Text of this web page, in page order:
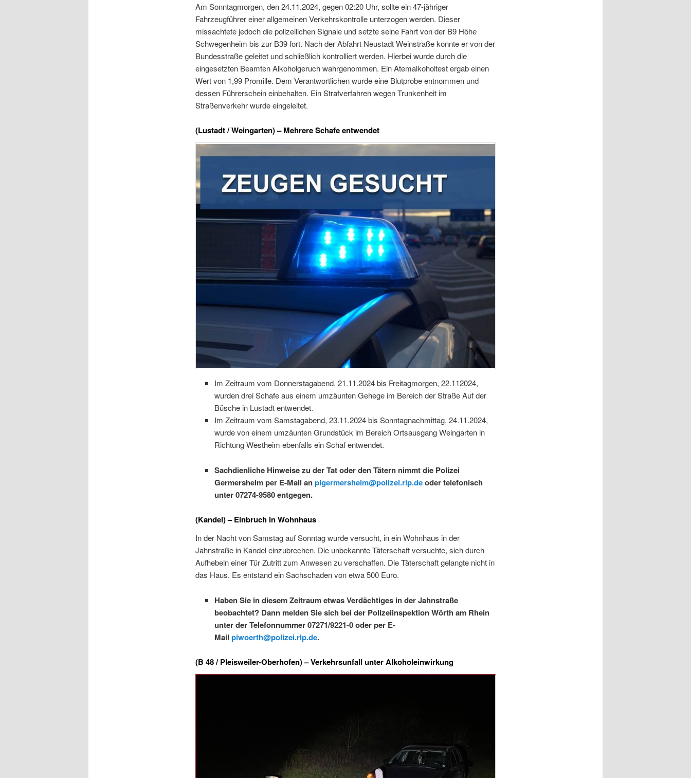
Am Sonntagmorgen, den 24.11.2024, gegen 02:20 Uhr, sollte ein 47-jähriger
Fahrzeugführer einer allgemeinen Verkehrskontrolle unterzogen werden. Dieser
missachtete jedoch die polizeilichen Signale und setzte seine Fahrt von der B9 Höhe
Schwegenheim bis zur B39 fort. Nach der Abfahrt Neustadt Weinstraße konnte er von der
Bundesstraße geleitet und schließlich kontrolliert werden. Hierbei wurde durch die
eingesetzten Beamten Alkoholgeruch wahrgenommen. Ein Atemalkoholtest ergab einen
Wert von 1,99 Promille. Dem Verantwortlichen wurde eine Blutprobe entnommen und
dessen Führerschein einbehalten. Ein Strafverfahren wegen Trunkenheit im
Straßenverkehr wurde eingeleitet.
(Lustadt / Weingarten) – Mehrere Schafe entwendet
Im Zeitraum vom Donnerstagabend, 21.11.2024 bis Freitagmorgen, 22.112024,
wurden drei Schafe aus einem umzäunten Gehege im Bereich der Straße Auf der
Büsche in Lustadt entwendet.
Im Zeitraum vom Samstagabend, 23.11.2024 bis Sonntagnachmittag, 24.11.2024,
wurde von einem umzäunten Grundstück im Bereich Ortsausgang Weingarten in
Richtung Westheim ebenfalls ein Schaf entwendet.
Sachdienliche Hinweise zu der Tat oder den Tätern nimmt die Polizei
Germersheim per E-Mail anpigermersheim@polizei.rlp.deoder telefonisch
unter 07274-9580 entgegen.
(Kandel) – Einbruch in Wohnhaus
In der Nacht von Samstag auf Sonntag wurde versucht, in ein Wohnhaus in der
Jahnstraße in Kandel einzubrechen. Die unbekannte Täterschaft versuchte, sich durch
Aufhebeln einer Tür Zutritt zum Anwesen zu verschaffen. Die Täterschaft gelangte nicht in
das Haus. Es entstand ein Sachschaden von etwa 500 Euro.
Haben Sie in diesem Zeitraum etwas Verdächtiges in der Jahnstraße
beobachtet? Dann melden Sie sich bei der Polizeiinspektion Wörth am Rhein
unter der Telefonnummer 07271/9221-0 oder per E-
Mailpiwoerth@polizei.rlp.de.
(B 48 / Pleisweiler-Oberhofen) – Verkehrsunfall unter Alkoholeinwirkung